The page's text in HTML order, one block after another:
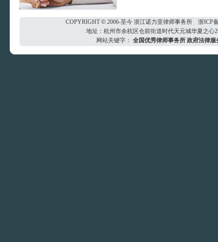
COPYRIGHT© 2006-至今 浙江诺力亚律师事务所
浙ICP
地址：杭州市余杭区仓前街道时代天元城华夏之心
网站关键字： 全国优秀律师事务所 政府法律服